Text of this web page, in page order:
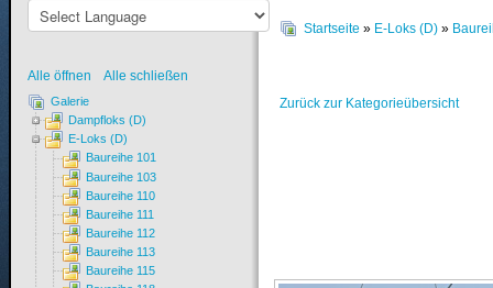
Startseite » E-Loks (D) »
Zurück zur Kategorieübersicht
Alle öffnen Alle schließen
Galerie
Dampfloks (D)
E-Loks (D)
Baureihe 101
Baureihe 103
Baureihe 110
Baureihe 111
Baureihe 112
Baureihe 113
Baureihe 115